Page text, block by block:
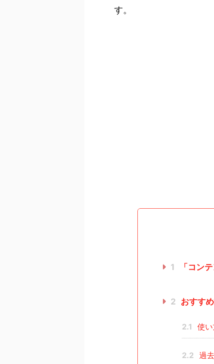
す。
1 「コン
2 おすす
2.1 使
2.2 過